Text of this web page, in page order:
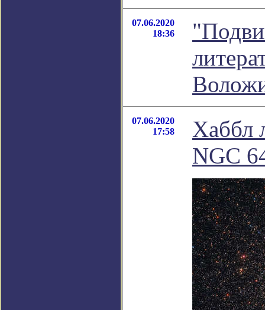
07.06.2020
18:36
07.06.2020
17:58
Хаббл
NGC